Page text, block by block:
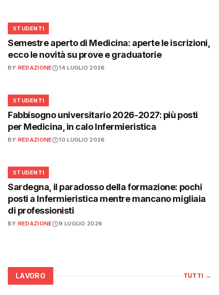
🎓
STUDENTI
Semestre aperto di Medicina: aperte le iscrizioni,
ecco le novità su prove e graduatorie
BY REDAZIONE 14 LUGLIO 2026
🎓
STUDENTI
Fabbisogno universitario 2026-2027: più posti
per Medicina, in calo Infermieristica
BY REDAZIONE 10 LUGLIO 2026
🎓
STUDENTI
Sardegna, il paradosso della formazione: pochi
posti a Infermieristica mentre mancano migliaia
di professionisti
BY REDAZIONE 9 LUGLIO 2026
LAVORO TUTTI →